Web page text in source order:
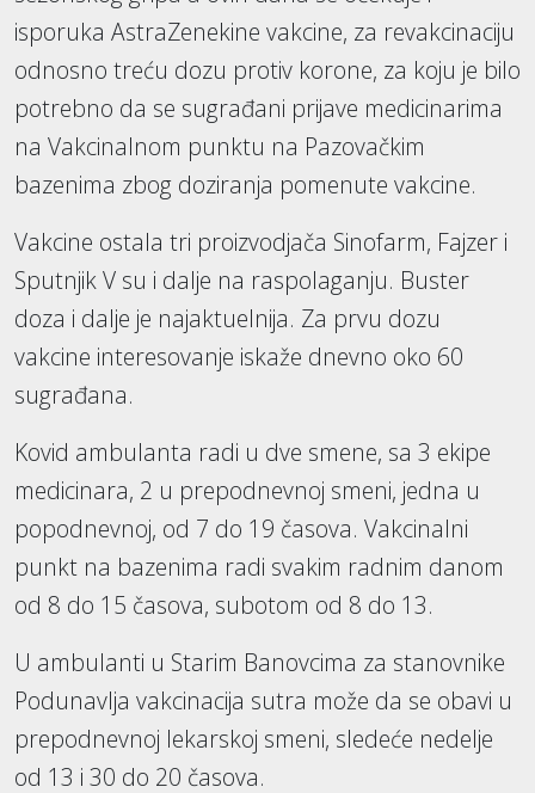
isporuka AstraZenekine vakcine, za revakcinaciju
odnosno treću dozu protiv korone, za koju je bilo
potrebno da se sugrađani prijave medicinarima
na Vakcinalnom punktu na Pazovačkim
bazenima zbog doziranja pomenute vakcine.
Vakcine ostala tri proizvodjača Sinofarm, Fajzer i
Sputnjik V su i dalje na raspolaganju. Buster
doza i dalje je najaktuelnija. Za prvu dozu
vakcine interesovanje iskaže dnevno oko 60
sugrađana.
Kovid ambulanta radi u dve smene, sa 3 ekipe
medicinara, 2 u prepodnevnoj smeni, jedna u
popodnevnoj, od 7 do 19 časova. Vakcinalni
punkt na bazenima radi svakim radnim danom
od 8 do 15 časova, subotom od 8 do 13.
U ambulanti u Starim Banovcima za stanovnike
Podunavlja vakcinacija sutra može da se obavi u
prepodnevnoj lekarskoj smeni, sledeće nedelje
od 13 i 30 do 20 časova.